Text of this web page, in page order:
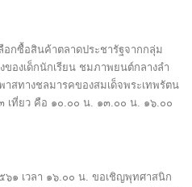
อกซื้อสินค้าตลาดประชารัฐจากกลุ่ม
องเด็กนักเรียน ชมภาพยนต์กลางลำ
าสทางชลมารคของสมเด็จพระเทพรัตน
เที่ยว คือ ๑๐.๐๐ น. ๑๓.๐๐ น. ๑๖.๐๐
๑ เวลา ๑๖.๐๐ น. ขอเชิญพุทศาสนิก